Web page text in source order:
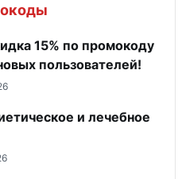
15% по промокоду
пользователей!
и лечебное